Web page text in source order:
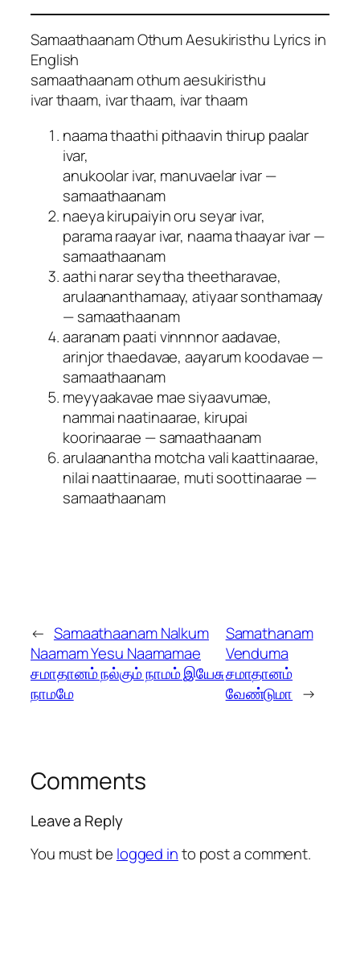
Samaathaanam Othum Aesukiristhu Lyrics in
English
samaathaanam othum aesukiristhu
ivar thaam, ivar thaam, ivar thaam
naama thaathi pithaavin thirup paalar
ivar,
anukoolar ivar, manuvaelar ivar —
samaathaanam
naeya kirupaiyin oru seyar ivar,
parama raayar ivar, naama thaayar ivar —
samaathaanam
aathi narar seytha theetharavae,
arulaananthamaay, atiyaar sonthamaay
— samaathaanam
aaranam paati vinnnnor aadavae,
arinjor thaedavae, aayarum koodavae —
samaathaanam
meyyaakavae mae siyaavumae,
nammai naatinaarae, kirupai
koorinaarae — samaathaanam
arulaanantha motcha vali kaattinaarae,
nilai naattinaarae, muti soottinaarae —
samaathaanam
← Samaathaanam Nalkum
Naamam Yesu Naamamae
சமாதானம் நல்கும் நாமம் இயேசு
நாமமே
Samathanam
Venduma
சமாதானம்
வேண்டுமா →
Comments
Leave a Reply
You must be logged into post a comment.